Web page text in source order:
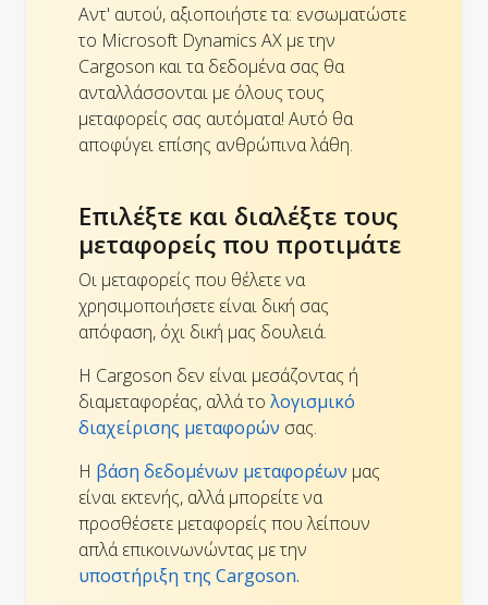
Αντ' αυτού, αξιοποιήστε τα: ενσωματώστε
το Microsoft Dynamics AX με την
Cargoson και τα δεδομένα σας θα
ανταλλάσσονται με όλους τους
μεταφορείς σας αυτόματα! Αυτό θα
αποφύγει επίσης ανθρώπινα λάθη.
Επιλέξτε και διαλέξτε τους
μεταφορείς που προτιμάτε
Οι μεταφορείς που θέλετε να
χρησιμοποιήσετε είναι δική σας
απόφαση, όχι δική μας δουλειά.
Η Cargoson δεν είναι μεσάζοντας ή
διαμεταφορέας, αλλά το λογισμικό
διαχείρισης μεταφορών σας.
Η βάση δεδομένων μεταφορέων μας
είναι εκτενής, αλλά μπορείτε να
προσθέσετε μεταφορείς που λείπουν
απλά επικοινωνώντας με την
υποστήριξη της Cargoson.